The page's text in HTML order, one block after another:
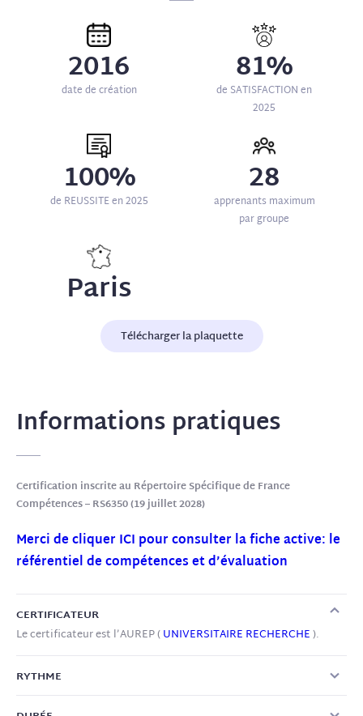
2016
date de création 81%
de SATISFACTION en
2025
100%
de REUSSITE en 2025 28
apprenants maximum
par groupe
Paris
Télécharger la plaquette
Informations pratiques
Certification inscrite au Répertoire Spécifique de France
Compétences – RS6350 (19 juillet 2028)
Merci de cliquer ICI pour consulter la fiche active: le
référentiel de compétences et d’évaluation
CERTIFICATEUR
Le certificateur est l’AUREP (UNIVERSITAIRE RECHERCHE).
RYTHME